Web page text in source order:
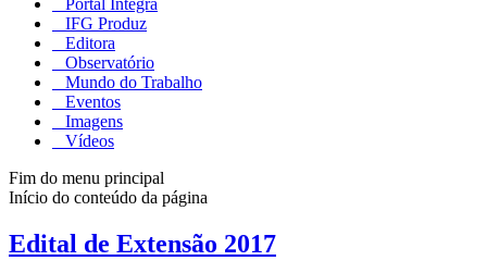
IFG Produz
Editora
Observatório
Mundo do Trabalho
Eventos
Imagens
Vídeos
Fim do menu principal
Início do conteúdo da página
Edital de Extensão 2017